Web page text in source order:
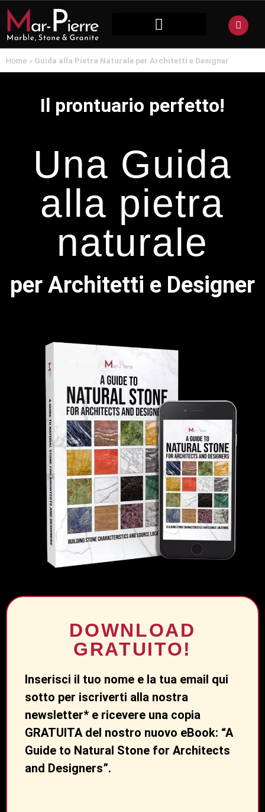
Home » Guida alla Pietra Naturale per Architetti e Designer
Il prontuario perfetto!
Una Guida
alla pietra
naturale
per Architetti e Designer
DOWNLOAD
GRATUITO!
Inserisci il tuo nome e la tua email qui
sotto per iscriverti alla nostra
newsletter* e ricevere una copia
GRATUITA del nostro nuovo eBook: “A
Guide to Natural Stone for Architects
and Designers”.